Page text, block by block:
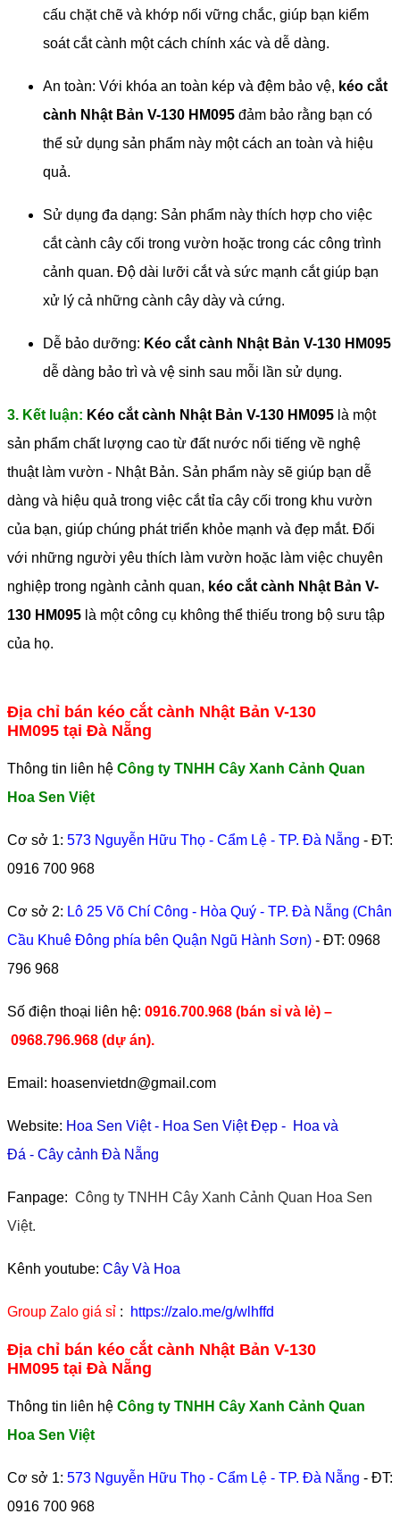
cấu chặt chẽ và khớp nối vững chắc, giúp bạn kiểm
soát cắt cành một cách chính xác và dễ dàng.
An toàn: Với khóa an toàn kép và đệm bảo vệ, kéo cắt
cành Nhật Bản V-130 HM095 đảm bảo rằng bạn có
thể sử dụng sản phẩm này một cách an toàn và hiệu
quả.
Sử dụng đa dạng: Sản phẩm này thích hợp cho việc
cắt cành cây cối trong vườn hoặc trong các công trình
cảnh quan. Độ dài lưỡi cắt và sức mạnh cắt giúp bạn
xử lý cả những cành cây dày và cứng.
Dễ bảo dưỡng: Kéo cắt cành Nhật Bản V-130 HM095
dễ dàng bảo trì và vệ sinh sau mỗi lần sử dụng.
3. Kết luận: Kéo cắt cành Nhật Bản V-130 HM095 là một
sản phẩm chất lượng cao từ đất nước nổi tiếng về nghệ
thuật làm vườn - Nhật Bản. Sản phẩm này sẽ giúp bạn dễ
dàng và hiệu quả trong việc cắt tỉa cây cối trong khu vườn
của bạn, giúp chúng phát triển khỏe mạnh và đẹp mắt. Đối
với những người yêu thích làm vườn hoặc làm việc chuyên
nghiệp trong ngành cảnh quan, kéo cắt cành Nhật Bản V-
130 HM095 là một công cụ không thể thiếu trong bộ sưu tập
của họ.
Địa chỉ bán kéo cắt cành Nhật Bản V-130
HM095 tại Đà Nẵng
Thông tin liên hệ Công ty TNHH Cây Xanh Cảnh Quan
Hoa Sen Việt
Cơ sở 1: 573 Nguyễn Hữu Thọ - Cẩm Lệ - TP. Đà Nẵng - ĐT:
0916 700 968
Cơ sở 2: Lô 25 Võ Chí Công - Hòa Quý - TP. Đà Nẵng (Chân
Cầu Khuê Đông phía bên Quận Ngũ Hành Sơn) - ĐT: 0968
796 968
​Số điện thoại liên hệ: 0916.700.968 (bán sỉ và lẻ) –
0968.796.968 (dự án).
Email: hoasenvietdn@gmail.com
Website: Hoa Sen Việt- Hoa Sen Việt Đẹp - Hoa và
Đá - Cây cảnh Đà Nẵng
Fanpage: Công ty TNHH Cây Xanh Cảnh Quan Hoa Sen
Việt.
Kênh youtube: Cây Và Hoa
Group Zalo giá sỉ : https://zalo.me/g/wlhffd
Địa chỉ bán kéo cắt cành Nhật Bản V-130
HM095 tại Đà Nẵng
Thông tin liên hệ Công ty TNHH Cây Xanh Cảnh Quan
Hoa Sen Việt
Cơ sở 1: 573 Nguyễn Hữu Thọ - Cẩm Lệ - TP. Đà Nẵng - ĐT:
0916 700 968